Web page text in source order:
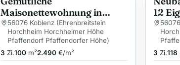
Maisonettewohnung in
einem Zweiparteienhaus
56076 Koblenz (Ehrenbreitstein
Horchheim Horchheimer Höhe
Pfaffendorf Pfaffendorfer Höhe)
3 Zi.100 m²2.490 €/m²
12
3 Zi.118